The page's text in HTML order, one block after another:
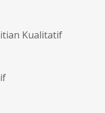
Kualitatif